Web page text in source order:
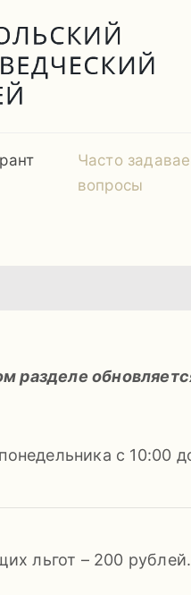
Часто
вопросы
разделе
с 10:00
льгот – 200